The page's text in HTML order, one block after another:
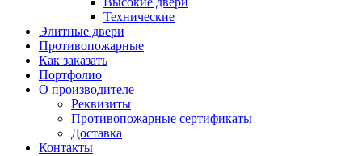
Технические
Элитные двери
Противопожарные
Как заказать
Портфолио
О производителе
Реквизиты
Противопожарные сертификаты
Доставка
Контакты